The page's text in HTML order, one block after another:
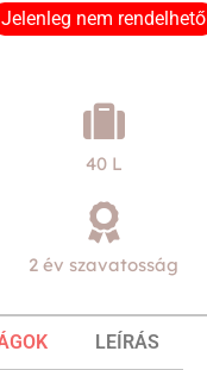
Jelenleg nem rendelhető
40 L
2 év szavatosság
LEÍRÁS